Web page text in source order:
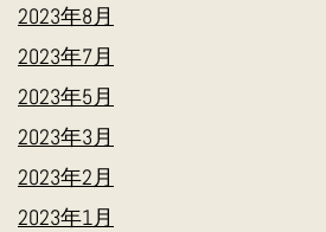
2023年8月
2023年7月
2023年5月
2023年3月
2023年2月
2023年1月